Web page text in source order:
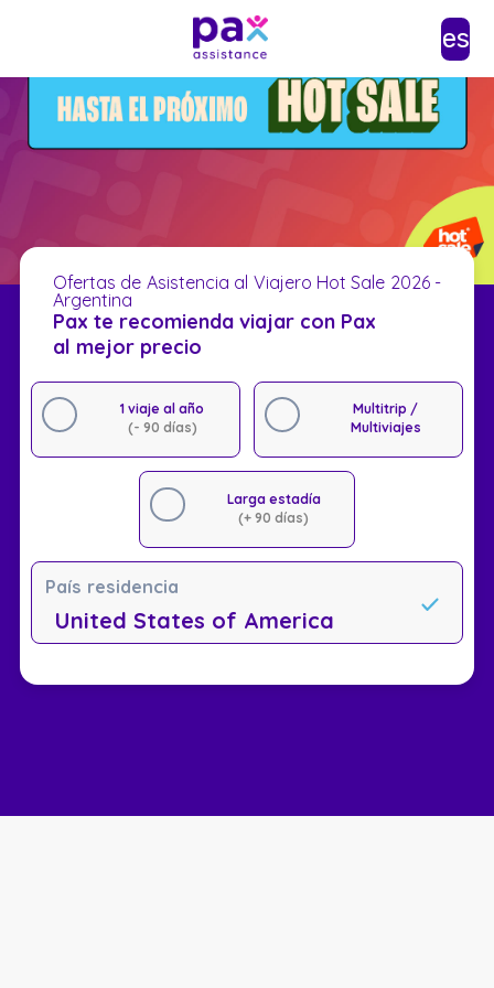
es
Ofertas de Asistencia al Viajero Hot Sale 2026 -
Argentina
Pax te recomienda viajar con Pax
al mejor precio
1 viaje al año
(- 90 días)
Multitrip /
Multiviajes
Larga estadía
(+ 90 días)
País residencia
United States of America